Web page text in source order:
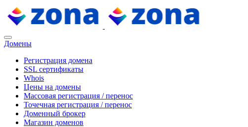
Домены
Регистрация домена
SSL сертификаты
Whois
Цены на домены
Массовая регистрация / перенос
Точечная регистрация / перенос
Доменный брокер
Магазин доменов